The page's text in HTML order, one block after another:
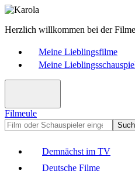
Herzlich willkommen bei der
Meine Lieblingsfilme
Meine
Filmeule
Demnächst im TV
Deutsche Filme